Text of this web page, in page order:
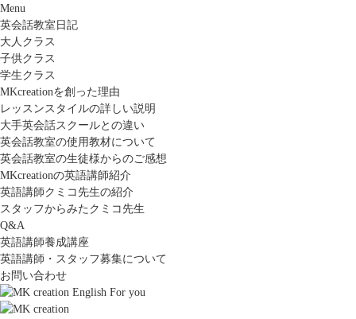
Menu
英会話教室日記
大人クラス
子供クラス
学生クラス
MKcreationを創った理由
レッスンスタイルの詳しい説明
大手英会話スクールとの違い
英会話教室の使用教材について
英会話教室の生徒様からのご感想
MKcreationの英語講師紹介
英語講師クミコ先生の紹介
スタッフからみたクミコ先生
Q&A
英語講師養成講座
英語講師・スタッフ募集について
お問い合わせ